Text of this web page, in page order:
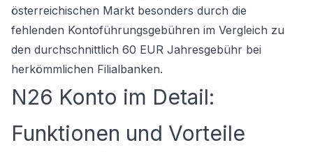
österreichischen Markt besonders durch die
fehlenden Kontoführungsgebühren im Vergleich zu
den durchschnittlich 60 EUR Jahresgebühr bei
herkömmlichen Filialbanken.
N26 Konto im Detail:
Funktionen und Vorteile